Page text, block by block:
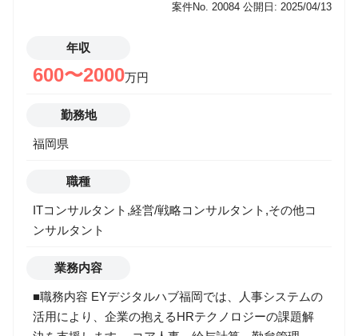
るようなアプローチではなく、あくまでクライアント
します。 【業務内容】 私たちのチームは、マイクロ
ソフトの技術や知見を活かした提案や、クライアント
現のみならず、その変革が定着・習慣化し効果を獲得
ソフトテクノロジーに関する技術や知見を活かした提
調査 ・ クライアントのデジタル変革 (DX) の構想を策
定、その実現に向けた課題を特定し、マイクロソフト
のテクノロジーを駆使したソリューションの設計から
定着化の促進、そして効果が得られているかをしっか
り検証 これらすべてのプロセスにおいて、経験豊富な
デザイナー(Experience Designers)、開発者(Pro
Developers）、技術アーキテクト(Technology
案件No. 20084 公開日: 2025/04/13
年収
600〜2000万円
勤務地
福岡県
職種
ITコンサルタント,経営/戦略コンサルタント,その他コ
ンサルタント
業務内容
■職務内容 EYデジタルハブ福岡では、人事システムの
活用により、企業の抱えるHRテクノロジーの課題解